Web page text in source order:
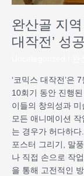
완산골 지
대작전’ 성
‘코믹스 대작전’은
10회기 동안 진행
이들의 창의성과
모든 애니메이션
는 경우가 허다하
포스터 그리기, 말
나 직접 손으로 작
을 통해 고전적인
스
대
성
공
적
으
로
마
무
리